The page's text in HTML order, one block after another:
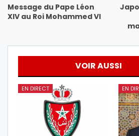
Message du Pape Léon
XIV au Roi Mohammed VI
VOIR AUSSI
EN DIRECT EN